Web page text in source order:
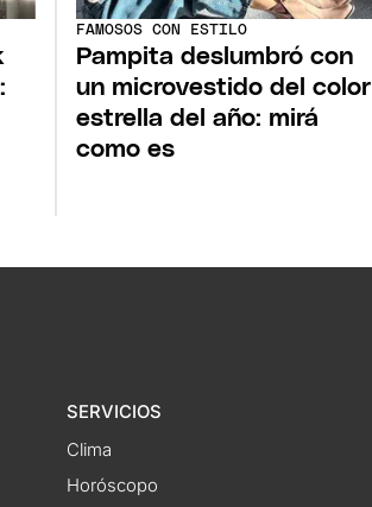
FAMOSOS CON ESTILO
Pampita deslumbró con
un microvestido del color
estrella del año: mirá
como es
SERVICIOS
Clima
Horóscopo